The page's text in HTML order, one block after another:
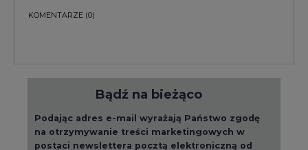
Podając adres e-mail wyrażają Państwo zgodę
na otrzymywanie treści marketingowych w
postaci newslettera pocztą elektroniczną od
Agencji Rynku Energii S.A z siedzibą w
Warszawie.
ZAPISZ SIĘ DO NEWSLETTERA